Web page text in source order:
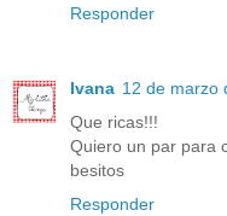
Responder
Ivana 12 de marzo
Que ricas!!!
Quiero un par para
besitos
Responder